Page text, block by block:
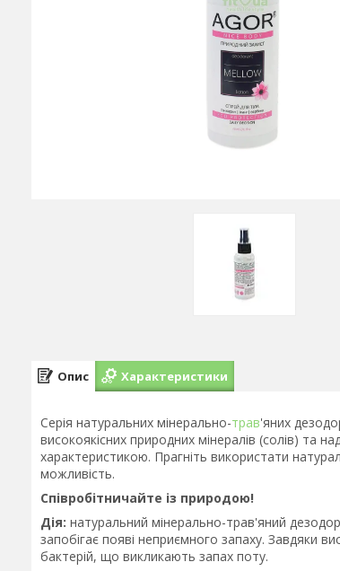
Опис Характеристики
Серія натуральних мінерально-трав'яних
високоякісних природних мінералів (солів) та
характеристикою. Прагніть використати
можливість.
Співробітничайте із природою!
Дія: натуральний мінерально-трав'яний
запобігає появі неприємного запаху. Завдяки
бактерій, що викликають запах поту.